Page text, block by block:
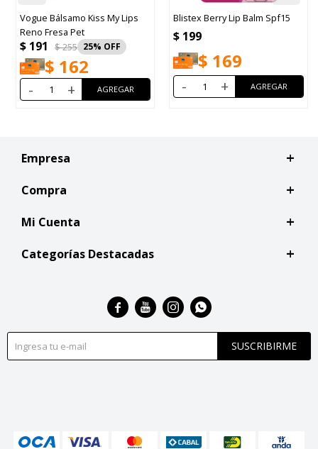
Bálsamo Kiss My Lips
Fresa Pet
$ 255 25
$162
Blistex Berry Lip Balm Spf15
$169
-
Empresa
Compra
Mi Cuenta
Categorías Destacadas
SUSCRIBIRME
   